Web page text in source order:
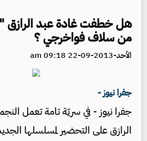
هل خطفت غادة عبد الرازق
من سلاف فواخرجي ؟
الأحد-2013-09-22 09:18 am
جفرا نيوز -
جفرا نيوز - في سريّة تامة تعمل
الرازق على التحضير لمسلسلها